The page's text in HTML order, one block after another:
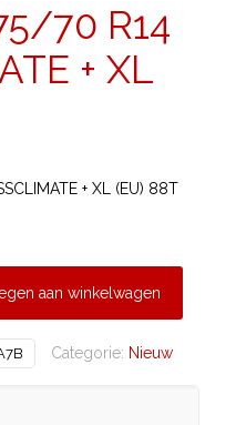
70 R14
+ XL
+ XL (EU) 88T
aan winkelwagen
Categorie: Nieuw